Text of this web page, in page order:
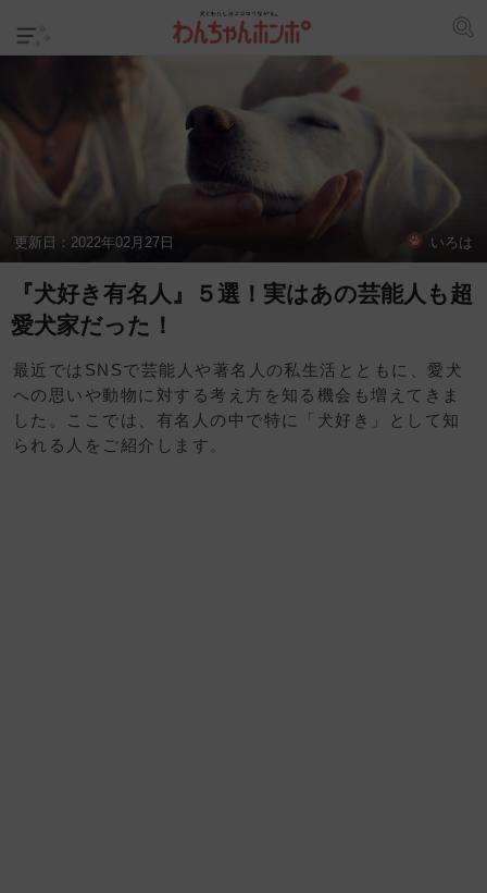
更新日： 2022年02月27日 いろは
『犬好き有名人』５選！実はあの芸能人も超
愛犬家だった！
最近ではSNSで芸能人や著名人の私生活とともに、愛犬
への思いや動物に対する考え方を知る機会も増えてきま
した。ここでは、有名人の中で特に「犬好き」として知
られる人をご紹介します。